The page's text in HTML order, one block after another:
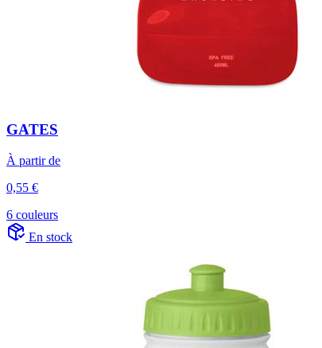
GATES
À partir de
0,55 €
6 couleurs
En stock